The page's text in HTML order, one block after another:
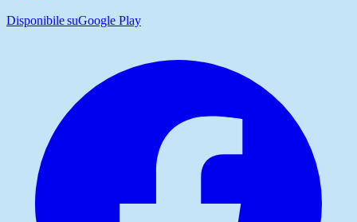
Disponibile suGoogle Play